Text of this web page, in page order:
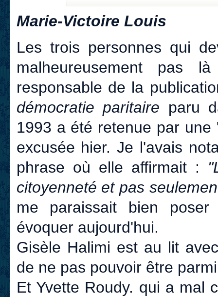
Marie-Victoire Louis
Les trois personnes qui
malheureusement
responsable de la
démocratie paritaire paru
1993 a été retenue par
excusée hier. Je l'avais
phrase où elle affirmait :
citoyenneté et pas
me paraissait bien
évoquer aujourd'hui.
Gisèle Halimi est au lit
de ne pas pouvoir être
Et Yvette Roudy. qui a mal